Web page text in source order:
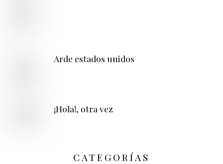
Arde estados unidos
¡Hola!, otra vez
CATEGORÍAS